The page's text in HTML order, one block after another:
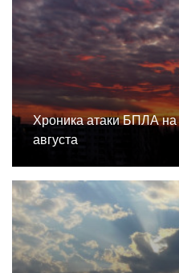
Хроника атаки БПЛА
августа